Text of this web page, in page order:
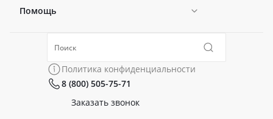
Новости
Политика конфиденциальности
Помощь
Коллекции
Политика конфиденциальности
8 (800) 505-75-71
Заказать звонок